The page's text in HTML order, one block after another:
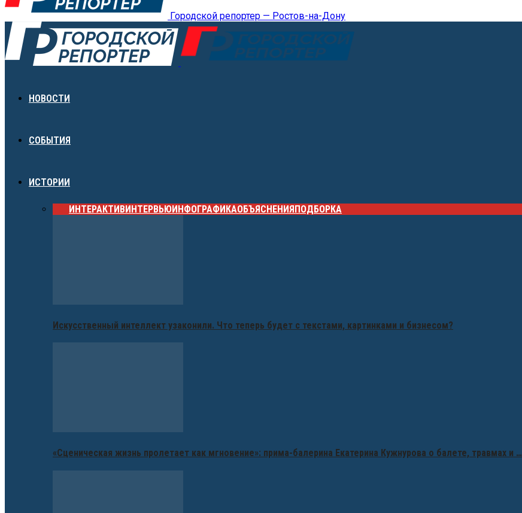
Городской репортер — Ростов-на-Дону
НОВОСТИ
СОБЫТИЯ
ИСТОРИИ
ИНТЕРАКТИВИНТЕРВЬЮИНФОГРАФИКАОБЪЯСНЕНИЯПОДБОРКА
Искусственный интеллект узаконили. Что теперь будет с текстами, картинками и бизнесом?
«Сценическая жизнь пролетает как мгновение»: прима-балерина Екатерина Кужнурова о балете, травмах и …